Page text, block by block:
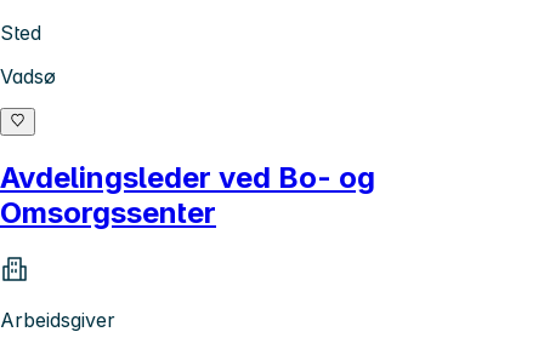
Sted
Vadsø
Avdelingsleder ved Bo- og
Omsorgssenter
Arbeidsgiver